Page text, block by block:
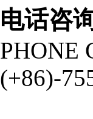
电话咨
PHONE
(+86)-